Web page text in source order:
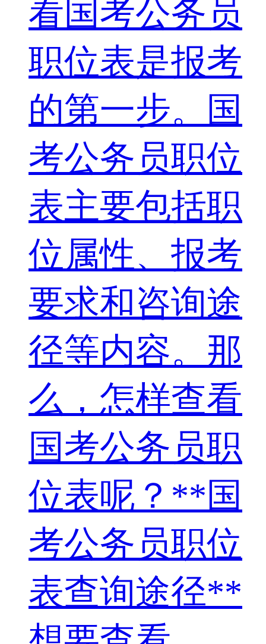
看国考公务员
职位表是报考
的第一步。国
考公务员职位
表主要包括职
位属性、报考
要求和咨询途
径等内容。那
么，怎样查看
国考公务员职
位表呢？**国
考公务员职位
表查询途径**